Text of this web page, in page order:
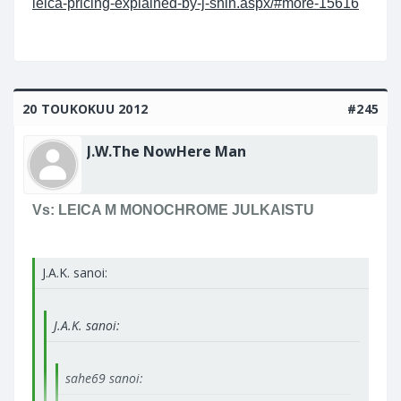
leica-pricing-explained-by-j-shin.aspx/#more-15616
20 TOUKOKUU 2012 #245
J.W.The NowHere Man
Vs: LEICA M MONOCHROME JULKAISTU
J.A.K. sanoi:
J.A.K. sanoi:
sahe69 sanoi: